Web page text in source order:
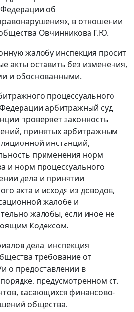
Федерации об
в отношении
Овчинникова Г.Ю.
жалобу инспекция просит
акты оставить без изменения,
и обоснованными.
процессуального
арбитражный суд
проверяет законность
принятых арбитражным
инстанций,
применения норм
и норм процессуального
дела и принятии
акта и исходя из доводов,
жалобе и
жалобы, если иное не
Кодексом.
дела, инспекция
требование от
о предоставлении в
предусмотренном ст.
касающихся финансово-
общества.